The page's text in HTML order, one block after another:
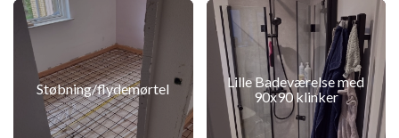
Støbning/flydemørtel
Lille Badeværelse med
90x90 klinker